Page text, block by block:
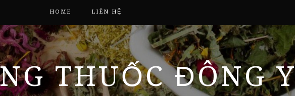
HOME LIÊN HỆ
THUỐC ĐÔNG Y